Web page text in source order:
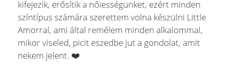
kifejezik, erősítik a nőiességünket, ezért minden
színtípus számára szerettem volna készülni Little
Amorral, ami által remélem minden alkalommal,
mikor viseled, picit eszedbe jut a gondolat, amit
nekem jelent. ❤️